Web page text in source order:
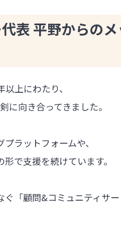
表 平野からの
上にわたり、
向き合ってきました。
ラットフォームや、
で支援を続けています。
「顧問&コミュニティサ